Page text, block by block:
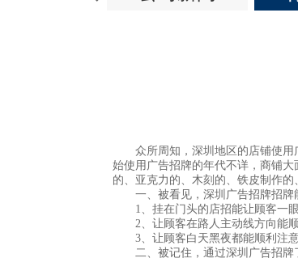
众所周知，深圳地区的店铺使用
始使用广告招牌的年代不详，商铺
的、亚克力的、木刻的、铁皮制作
一、被看见，深圳广告招牌招牌
1、挂在门头的店招能让顾客一眼
2、让顾客在路人主动线方向能顺
3、让顾客白天黑夜都能顺利注意
二、被记住，通过深圳广告招牌